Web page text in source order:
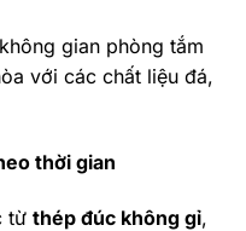
gian phòng tắm
với các chất liệu đá,
thời gian
từ thép đúc không gỉ,